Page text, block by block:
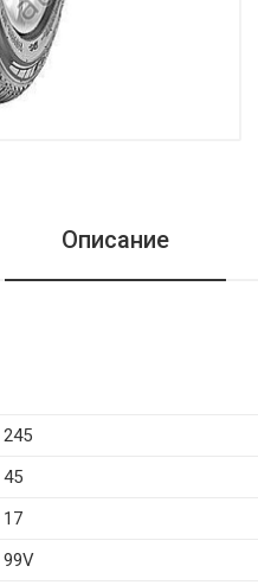
Описание
245
45
17
99V